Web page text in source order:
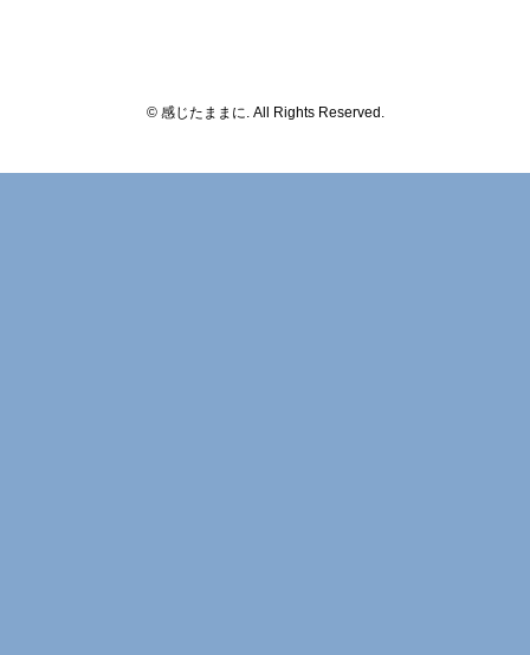
© 感じたままに. All Rights Reserved.